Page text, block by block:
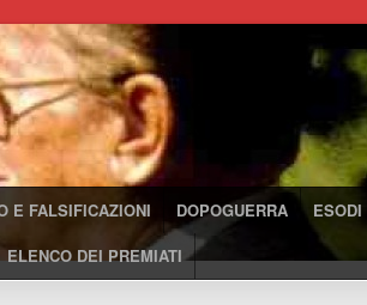
E FALSIFICAZIONI DOPOGUERRA
ESODI
ELENCO DEI PREMIATI